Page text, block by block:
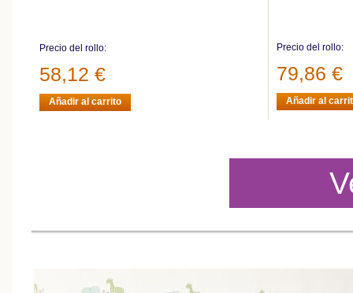
Precio del rollo:
58,12 €
Añadir al carrito
Precio del rollo:
79,86 €
Añadir al